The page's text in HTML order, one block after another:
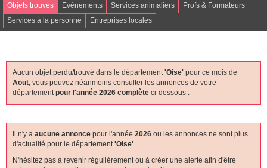
Objets trouvés Evénements Services animaliers
Profs & Formateurs
Services à la personne
Entreprises locales
Aucun objet perdu/trouvé dans le département'oise' pour ce mois de
Aout, vous pouvez néanmoins consulter les annonces de votre
départementpour l'année 2026 complète ci-dessous :
Il n'y a aucune annonce pour l'année 2026 ou les annonces ne sont plus
d'actualité pour le département'oise'.
N'hésitez pas à revenir régulièrement ou à créer une alerte afin d'être